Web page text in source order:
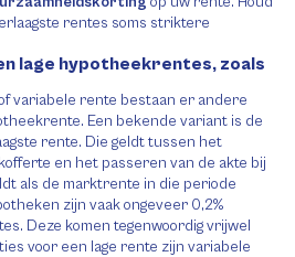
rentes soms striktere
lage hypotheekrentes, zoals
variabele rente bestaan er andere
Een bekende variant is de
rente. Die geldt tussen het
en het passeren van de akte bij
als de marktrente in die periode
zijn vaak ongeveer 0,2%
Deze komen tegenwoordig vrijwel
voor een lage rente zijn variabele